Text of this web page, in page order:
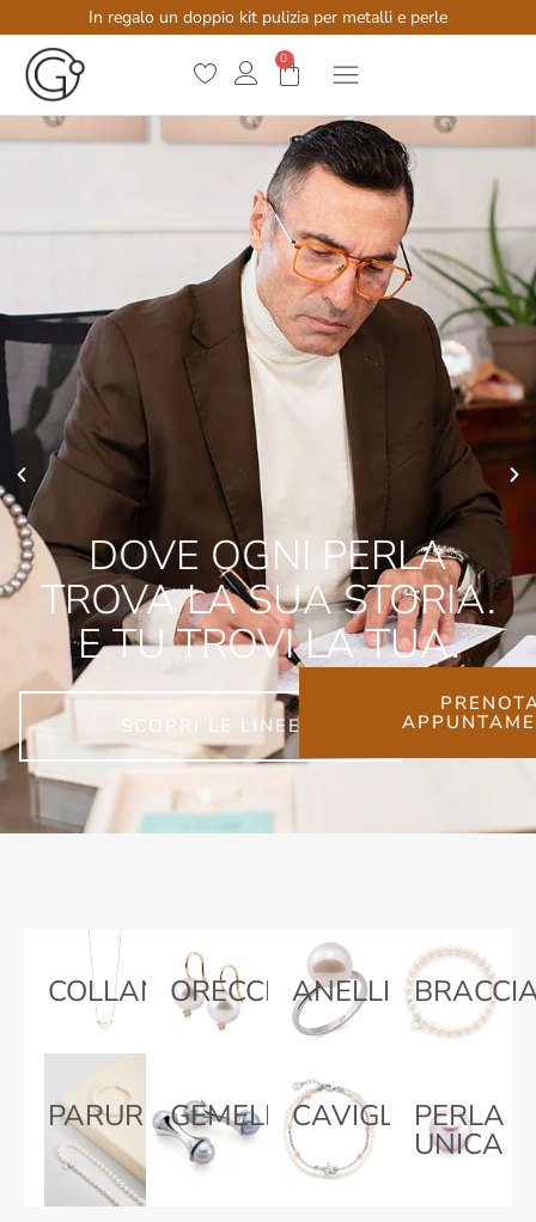
In regalo un doppio kit pulizia per metalli e perle
0
DOVE OGNI PERLA
TROVA LA SUA STORIA.
E TU TROVI LA TUA.
SCOPRI LE LINEE
COLLANEORECCHINIANELLI
PARURE GEMELLICAVIGLIEREPERLA
UNICA